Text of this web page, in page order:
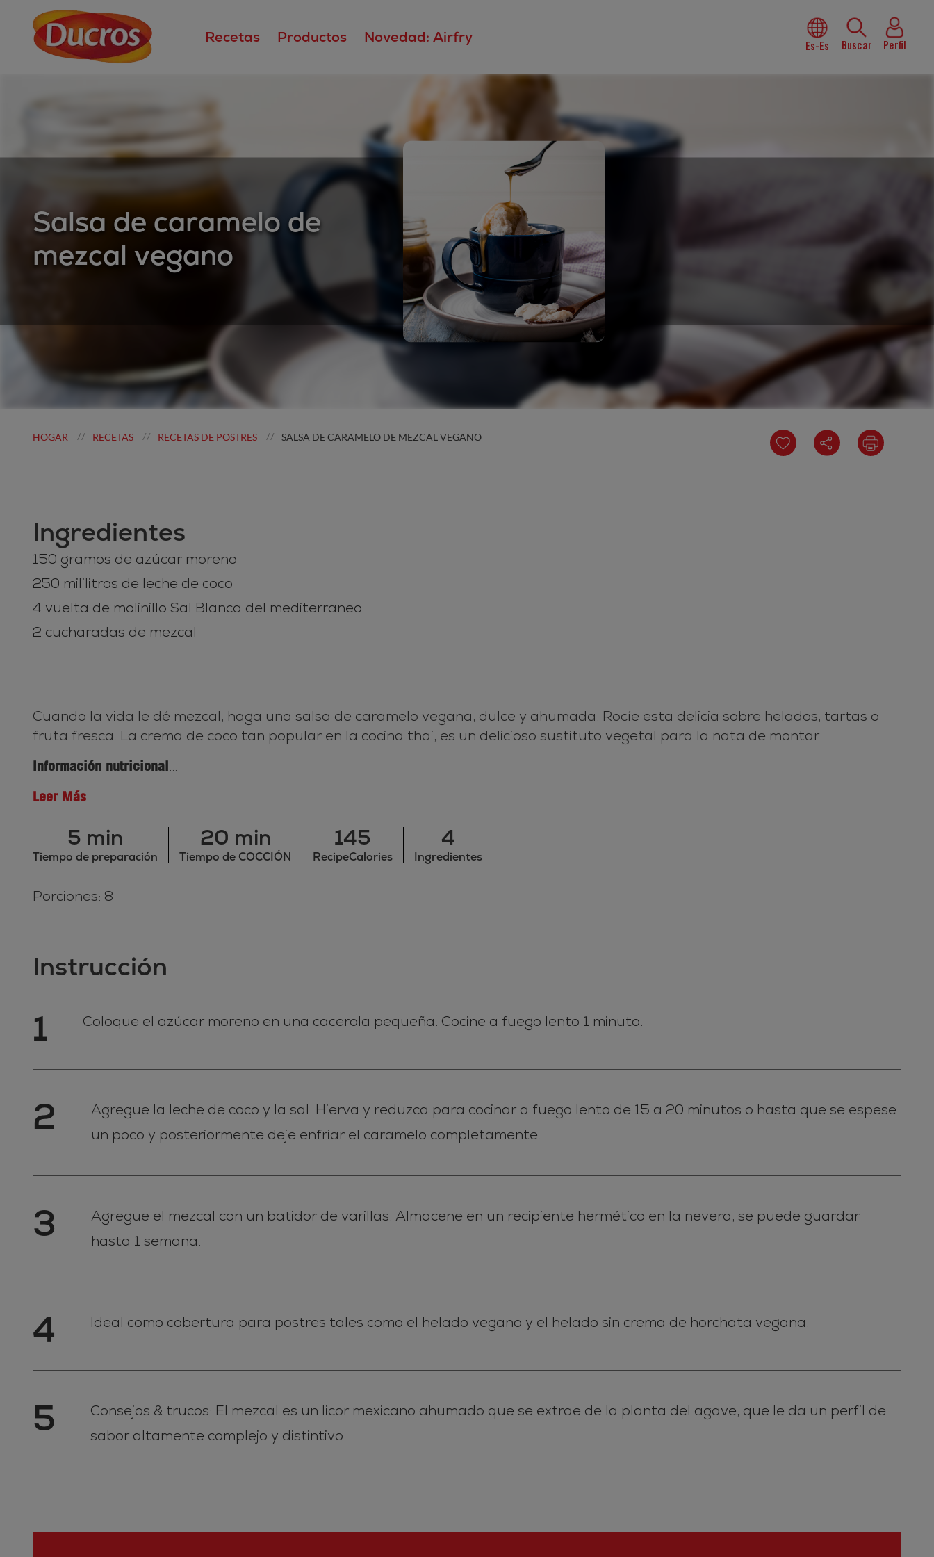
Recetas Productos Novedad: Airfry
Es-Es Buscar Perfil
Salsa de caramelo de
mezcal vegano
HOGAR // RECETAS // RECETAS DE POSTRES // SALSA DE CARAMELO DE MEZCAL VEGANO
Ingredientes
150 gramos de azúcar moreno
250 mililitros de leche de coco
4 vuelta de molinillo Sal Blanca del mediterraneo
2 cucharadas de mezcal
Cuando la vida le dé mezcal, haga una salsa de caramelo vegana, dulce y ahumada. Rocíe esta delicia sobre helados, tartas o
fruta fresca. La crema de coco tan popular en la cocina thai, es un delicioso sustituto vegetal para la nata de montar.
Información nutricional...
Leer Más
5 min
Tiempo de preparación
20 min
Tiempo de COCCIÓN
145
RecipeCalories
4
Ingredientes
Porciones: 8
Instrucción
1 Coloque el azúcar moreno en una cacerola pequeña. Cocine a fuego lento 1 minuto.
2
Agregue la leche de coco y la sal. Hierva y reduzca para cocinar a fuego lento de 15 a 20 minutos o hasta que se espese
un poco y posteriormente deje enfriar el caramelo completamente.
3
Agregue el mezcal con un batidor de varillas. Almacene en un recipiente hermético en la nevera, se puede guardar
hasta 1 semana.
4 Ideal como cobertura para postres tales como el helado vegano y el helado sin crema de horchata vegana.
5
Consejos & trucos: El mezcal es un licor mexicano ahumado que se extrae de la planta del agave, que le da un perfil de
sabor altamente complejo y distintivo.